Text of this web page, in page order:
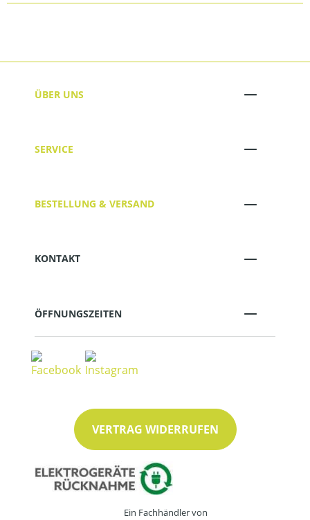
ÜBER UNS
SERVICE
BESTELLUNG & VERSAND
KONTAKT
ÖFFNUNGSZEITEN
VERTRAG WIDERRUFEN
Ein Fachhändler von